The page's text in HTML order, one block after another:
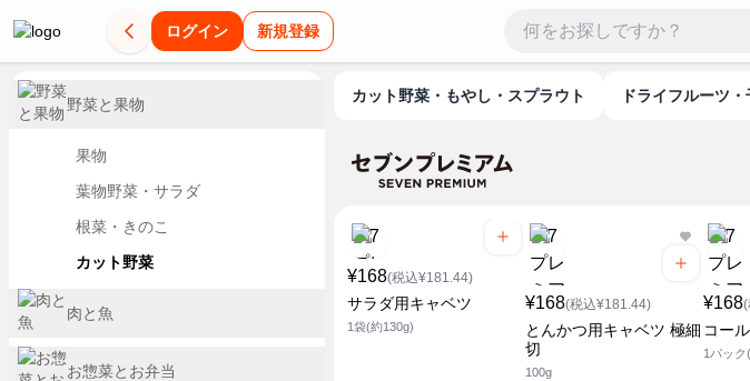
ログイン 新規登録
カット野菜・もやし・スプラウト ドライフルーツ
¥168(税込¥181.44)
サラダ用キャベツ
1袋(約130g)
¥168(税込¥181.44)
とんかつ用キャベツ 極細
切
100g
¥168(
コー
1パック
野菜と果物
果物
葉物野菜・サラダ
根菜・きのこ
カット野菜
肉と魚
お惣菜とお弁当